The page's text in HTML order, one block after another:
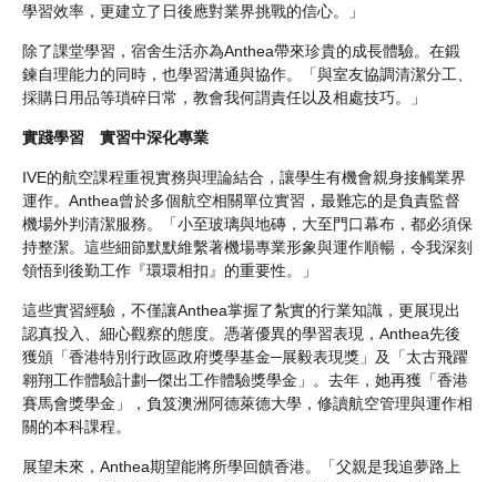
學習效率，更建立了日後應對業界挑戰的信心。」
除了課堂學習，宿舍生活亦為Anthea帶來珍貴的成長體驗。在鍛
鍊自理能力的同時，也學習溝通與協作。「與室友協調清潔分工、
採購日用品等瑣碎日常，教會我何謂責任以及相處技巧。」
實踐學習 實習中深化專業
IVE的航空課程重視實務與理論結合，讓學生有機會親身接觸業界
運作。Anthea曾於多個航空相關單位實習，最難忘的是負責監督
機場外判清潔服務。「小至玻璃與地磚，大至門口幕布，都必須保
持整潔。這些細節默默維繫著機場專業形象與運作順暢，令我深刻
領悟到後勤工作『環環相扣』的重要性。」
這些實習經驗，不僅讓Anthea掌握了紮實的行業知識，更展現出
認真投入、細心觀察的態度。憑著優異的學習表現，Anthea先後
獲頒「香港特別行政區政府獎學基金─展毅表現獎」及「太古飛躍
翱翔工作體驗計劃─傑出工作體驗獎學金」。去年，她再獲「香港
賽馬會獎學金」，負笈澳洲阿德萊德大學，修讀航空管理與運作相
關的本科課程。
展望未來，Anthea期望能將所學回饋香港。「父親是我追夢路上